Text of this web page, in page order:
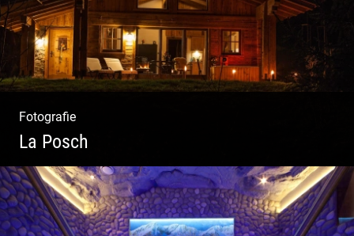
Fotografie
La Posch
Kuschelige Chalets | Traumhaftes Tirol |
Luxuriöse Auszeit | Alpiner Lifestyle